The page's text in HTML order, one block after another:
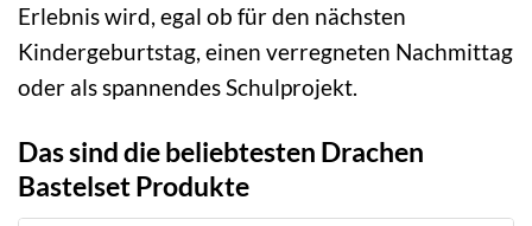
Erlebnis wird, egal ob für den nächsten
Kindergeburtstag, einen verregneten Nachmittag
oder als spannendes Schulprojekt.
Das sind die beliebtesten Drachen
Bastelset Produkte